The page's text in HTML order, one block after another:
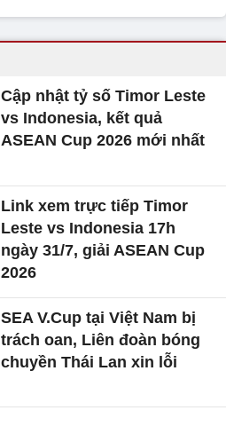
Cập nhật tỷ số Timor Leste
vs Indonesia, kết quả
ASEAN Cup 2026 mới nhất
Link xem trực tiếp Timor
Leste vs Indonesia 17h
ngày 31/7, giải ASEAN Cup
2026
SEA V.Cup tại Việt Nam bị
trách oan, Liên đoàn bóng
chuyền Thái Lan xin lỗi